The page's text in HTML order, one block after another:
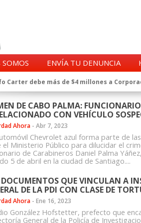
ENVÍA TU DENUNCIA
Carter debe más de $4 millones a
de la CIA en Chile tras archivos
exprefecto de Carabineros de Talca por
al Alto Mando de la PDI
de Carabineros en el ajedrez del
imputado en caso Huracán, según chats
vínculos con jueces del Grupo Arauco de
Dipolcar: La denuncia que Carabineros
a Clínica Las Condes, vinculada al
de oficiales de la FACH recontratados
DE CABO PALMA: FUNCIONARIO
CON VEHÍCULO
Ahora - Abr 7, 2023
Chevrolet azul forma parte de
el Ministerio Público para dilucidar el
de Carabineros Daniel Palma
5 de abril en la ciudad de Santiago....
QUE VINCULAN A
DE LA PDI CON CLASE DE
Ahora - Ene 16, 2023
González Hofstetter, prefecto que
General de la Policía de